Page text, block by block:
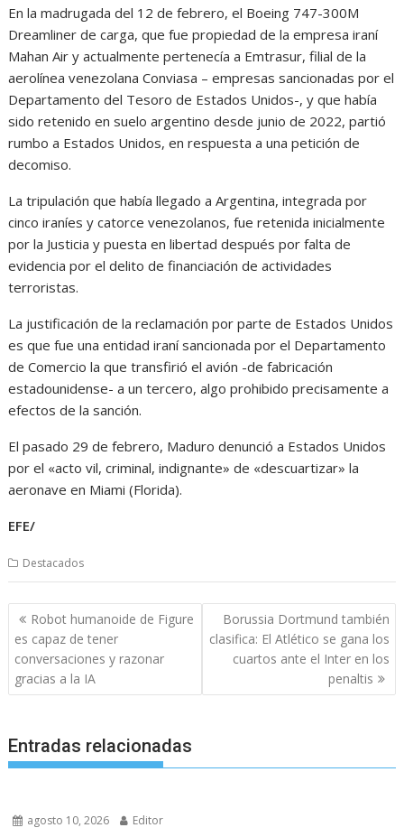
En la madrugada del 12 de febrero, el Boeing 747-300M
Dreamliner de carga, que fue propiedad de la empresa iraní
Mahan Air y actualmente pertenecía a Emtrasur, filial de la
aerolínea venezolana Conviasa – empresas sancionadas por el
Departamento del Tesoro de Estados Unidos-, y que había
sido retenido en suelo argentino desde junio de 2022, partió
rumbo a Estados Unidos, en respuesta a una petición de
decomiso.
La tripulación que había llegado a Argentina, integrada por
cinco iraníes y catorce venezolanos, fue retenida inicialmente
por la Justicia y puesta en libertad después por falta de
evidencia por el delito de financiación de actividades
terroristas.
La justificación de la reclamación por parte de Estados Unidos
es que fue una entidad iraní sancionada por el Departamento
de Comercio la que transfirió el avión -de fabricación
estadounidense- a un tercero, algo prohibido precisamente a
efectos de la sanción.
El pasado 29 de febrero, Maduro denunció a Estados Unidos
por el «acto vil, criminal, indignante» de «descuartizar» la
aeronave en Miami (Florida).
EFE/
Destacados
Navegación
de
entradas
Robot humanoide de Figure
es capaz de tener
conversaciones y razonar
gracias a la IA
Borussia Dortmund también
clasifica: El Atlético se gana los
cuartos ante el Inter en los
penaltis
Entradas relacionadas
agosto 10, 2026 Editor